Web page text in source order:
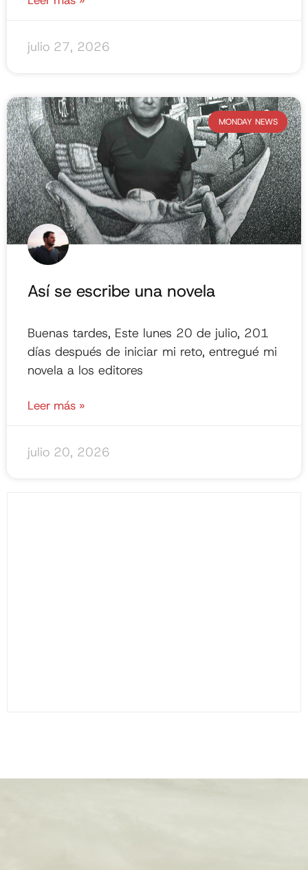
julio 27, 2026
MONDAY NEWS
Así se escribe una novela
Buenas tardes, Este lunes 20 de julio, 201
días después de iniciar mi reto, entregué mi
novela a los editores
Leer más »
julio 20, 2026